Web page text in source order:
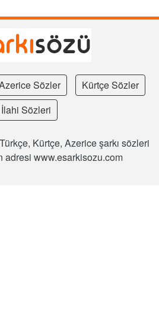
Sözler
Kürtçe Sözler
İlahi Sözleri
Kürtçe, Azerice şarkı sözleri
adresi www.esarkisozu.com